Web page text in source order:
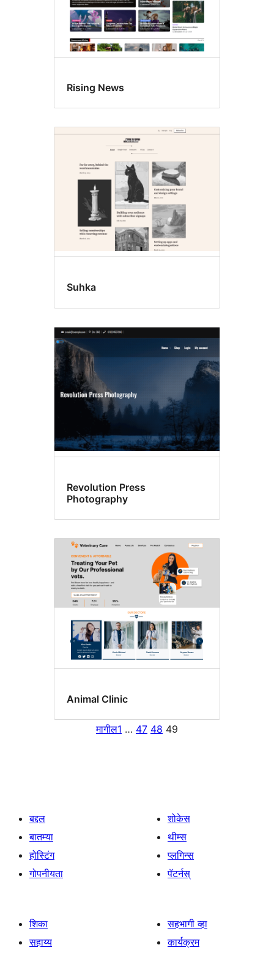
Rising News
Suhka
Revolution Press
Photography
Animal Clinic
मागील1 … 47 48 49
बद्दल
बातम्या
होस्टिंग
गोपनीयता
शोकेस
थीम्स
प्लगिन्स
पॅटर्नस्
शिका
सहाय्य
सहभागी व्हा
कार्यक्रम